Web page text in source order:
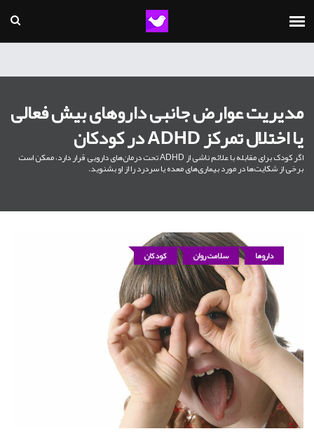
مدیریت عوارض جانبی داروهای بیش فعالی
یا اختلال تمرکز ADHD در کودکان
اگر کودک برای مقابله با علائم ناشی از ADHD تحت درمان‌های دارویی قرار دارد، ممکن است
برخی از شکایت‌ها در مورد بیماری‌های معده یا سردرد را از او بشنوید.
داروها سلامت روان کودکان